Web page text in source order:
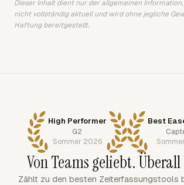
Dieser Inhalt dient nur der allgemeinen
nicht vollständig aktuell und wird ohne jegliche
Haftung bereitgestellt.
High Performer
G2
Sommer 2026
Best
Von Teams geliebt.
Zählt zu den besten Zeiterfassungstools